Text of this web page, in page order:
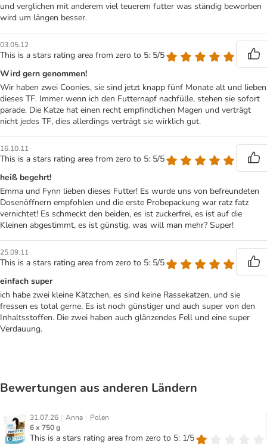
und verglichen mit anderem viel teuerem futter was ständig beworben
wird um längen besser.
03.05.12
This is a stars rating area from zero to 5: 5/5
Wird gern genommen!
Wir haben zwei Coonies, sie sind jetzt knapp fünf Monate alt und lieben
dieses TF. Immer wenn ich den Futternapf nachfülle, stehen sie sofort
parade. Die Katze hat einen recht empfindlichen Magen und verträgt
nicht jedes TF, dies allerdings verträgt sie wirklich gut.
16.10.11
This is a stars rating area from zero to 5: 5/5
heiß begehrt!
Emma und Fynn lieben dieses Futter! Es wurde uns von befreundeten
Dosenöffnern empfohlen und die erste Probepackung war ratz fatz
vernichtet! Es schmeckt den beiden, es ist zuckerfrei, es ist auf die
Kleinen abgestimmt, es ist günstig, was will man mehr? Super!
25.09.11
This is a stars rating area from zero to 5: 5/5
einfach super
ich habe zwei kleine Kätzchen, es sind keine Rassekatzen, und sie
fressen es total gerne. Es ist noch günstiger und auch super von den
Inhaltsstoffen. Die zwei haben auch glänzendes Fell und eine super
Verdauung.
Bewertungen aus anderen Ländern
31.07.26 | Anna | Polen
6 x 750 g
This is a stars rating area from zero to 5: 1/5